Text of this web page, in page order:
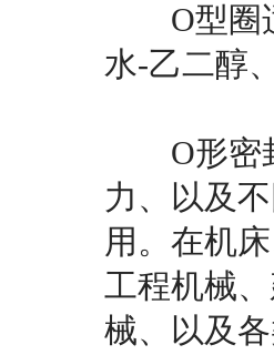
O型圈适
水-乙二醇
O形密封
力、以及
用。在机
工程机械
械、以及